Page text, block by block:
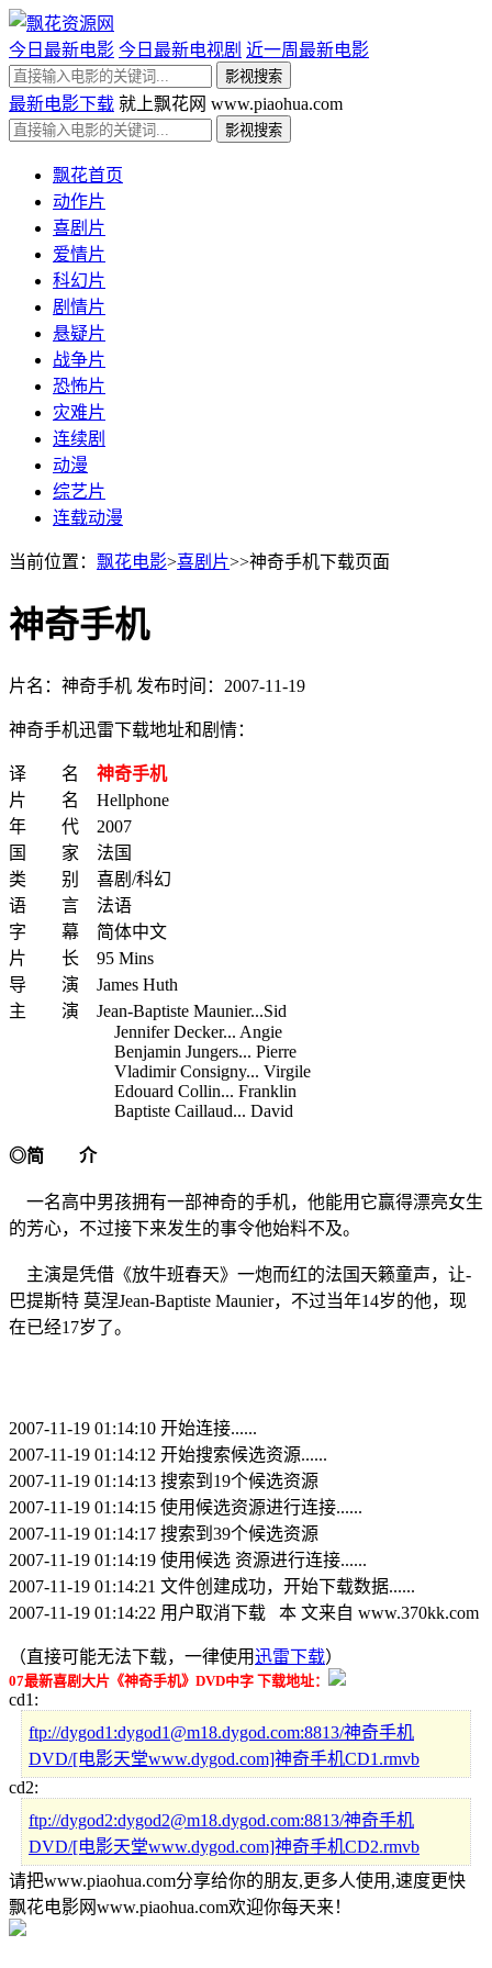
今日最新电影 今日最新电视剧 近一周最新电影
最新电影下载 就上飘花网 www.piaohua.com
飘花首页
动作片
喜剧片
爱情片
科幻片
剧情片
悬疑片
战争片
恐怖片
灾难片
连续剧
动漫
综艺片
连载动漫
当前位置： 飘花电影>喜剧片>>神奇手机下载页面
神奇手机
片名：神奇手机 发布时间：2007-11-19
神奇手机迅雷下载地址和剧情：
译 名 神奇手机
片 名 Hellphone
年 代 2007
国 家 法国
类 别 喜剧/科幻
语 言 法语
字 幕 简体中文
片 长 95 Mins
导 演 James Huth
主 演 Jean-Baptiste Maunier...Sid
Jennifer Decker... Angie
Benjamin Jungers... Pierre
Vladimir Consigny... Virgile
Edouard Collin... Franklin
Baptiste Caillaud... David
◎简 介
一名高中男孩拥有一部神奇的手机，他能用它赢得漂亮女生
的芳心，不过接下来发生的事令他始料不及。
主演是凭借《放牛班春天》一炮而红的法国天籁童声，让-
巴提斯特 莫涅Jean-Baptiste Maunier，不过当年14岁的他，现
在已经17岁了。
2007-11-19 01:14:10 开始连接......
2007-11-19 01:14:12 开始搜索候选资源......
2007-11-19 01:14:13 搜索到19个候选资源
2007-11-19 01:14:15 使用候选资源进行连接......
2007-11-19 01:14:17 搜索到39个候选资源
2007-11-19 01:14:19 使用候选 资源进行连接......
2007-11-19 01:14:21 文件创建成功，开始下载数据......
2007-11-19 01:14:22 用户取消下载 本 文来自 www.370kk.com
（直接可能无法下载，一律使用迅雷下载）
07最新喜剧大片《神奇手机》DVD中字 下载地址：
cd1:
ftp://dygod1:dygod1@m18.dygod.com:8813/神奇手机
DVD/[电影天堂www.dygod.com]神奇手机CD1.rmvb
cd2:
ftp://dygod2:dygod2@m18.dygod.com:8813/神奇手机
DVD/[电影天堂www.dygod.com]神奇手机CD2.rmvb
请把www.piaohua.com分享给你的朋友,更多人使用,速度更快
飘花电影网www.piaohua.com欢迎你每天来！